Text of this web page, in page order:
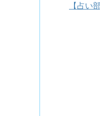
【占い